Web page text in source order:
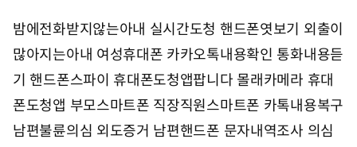
밤에전화받지않는아내 실시간도청 핸드폰엿보기 외출이
많아지는아내 여성휴대폰 카카오톡내용확인 통화내용듣
기 핸드폰스파이 휴대폰도청앱팝니다 몰래카메라 휴대
폰도청앱 부모스마트폰 직장직원스마트폰 카톡내용복구
남편불륜의심 외도증거 남편핸드폰 문자내역조사 의심